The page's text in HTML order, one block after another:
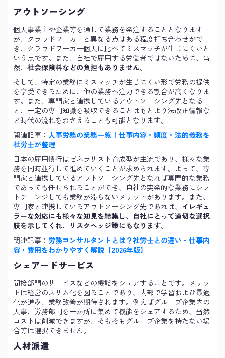
アウトソーシング
個人事業主や企業等を通して業務を発注することとなります
が、クラウドワーカーと異なる点はある程度打ち合わせがで
き、クラウドワーカー個人に比べてミスマッチが生じにくいと
いう点です。また、自社で雇用する労働者ではないために、当
然、 社会保険料などの負担もありません。
そして、特定の業務にミスマッチが生じにくい形で労務の提供
を享受できるために、他の業務へ注力できる割合が高くなりま
す。また、専門家と連携しているアウトソーシング先となる
と、一定の専門知識を吸収できることはもとより法改正情報な
ど時代の流れをおさえることも可能となります。
関連記事： 人事労務の業務一覧｜仕事内容・頻度・法的義務を
社労士が整理
日本の雇用慣行はゼネラリスト育成型が主流であり、様々な業
務を同時並行して進めていくことが求められます。よって、専
門家と連携しているアウトソーシング先となれば専門的な業務
であっても任せられることができ、自社の突発的な業務にシフ
トチェンジしても業務が滞らないメリットがあります。また、
専門家と連携しているアウトソーシング先であれば、 イレギュ
ラーな対応にも様々な知見を結集し、自社にとって適切な選択
肢を示してくれ、リスクヘッジ策にもなります。
関連記事： 労務コンサルタントとは？社労士との違い・仕事内
容・費用をわかりやすく解説【2026年版】
シェアードサービス
間接部門のサービスなどの機能をシェアすることです。メリッ
トは経営のスリム化を図ることであり、内部で学習および最適
化が進み、業務改善が期待されます。例えばグループ企業内の
人事、労務部門を一か所に集めて機能をシェアするため、当然
コストは削減できますが、そもそもグループ企業を持たない場
合等は選択できません。
人材派遣